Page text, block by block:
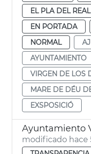
EL PLA DEL REAL
EN PORTADA
NORMAL
AYUNTAMIENTO
VIRGEN DE LOS
MARE DE DÉU
EXSPOSICIÓ
modificado hace